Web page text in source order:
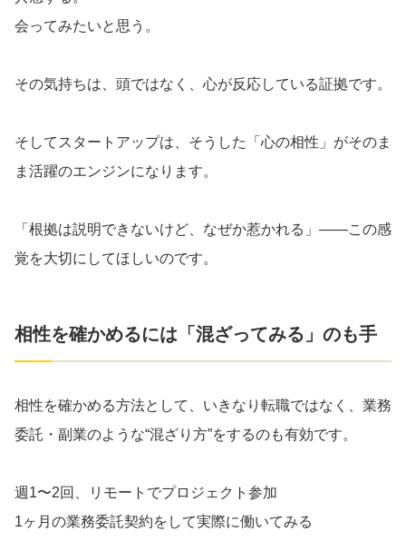
会ってみたいと思う。
その気持ちは、頭ではなく、心が反応している証拠です。
そしてスタートアップは、そうした「心の相性」がそのま
ま活躍のエンジンになります。
「根拠は説明できないけど、なぜか惹かれる」――この感
覚を大切にしてほしいのです。
相性を確かめるには「混ざってみる」のも手
相性を確かめる方法として、いきなり転職ではなく、業務
委託・副業のような“混ざり方”をするのも有効です。
週1〜2回、リモートでプロジェクト参加
1ヶ月の業務委託契約をして実際に働いてみる